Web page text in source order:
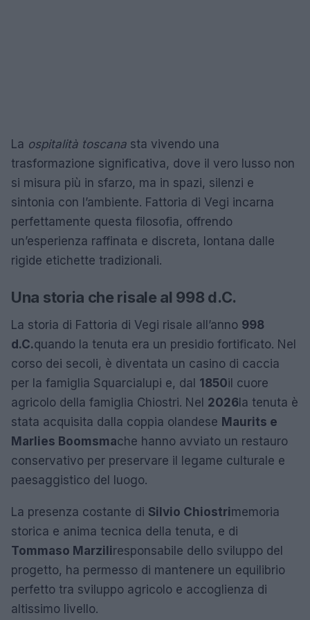
La ospitalità toscana sta vivendo una
trasformazione significativa, dove il vero lusso non
si misura più in sfarzo, ma in spazi, silenzi e
sintonia con l’ambiente. Fattoria di Vegi incarna
perfettamente questa filosofia, offrendo
un’esperienza raffinata e discreta, lontana dalle
rigide etichette tradizionali.
Una storia che risale al 998 d.C.
La storia di Fattoria di Vegi risale all’anno 998
d.C.quando la tenuta era un presidio fortificato. Nel
corso dei secoli, è diventata un casino di caccia
per la famiglia Squarcialupi e, dal 1850il cuore
agricolo della famiglia Chiostri. Nel 2026 la tenuta è
stata acquisita dalla coppia olandese Maurits e
Marlies Boomsmache hanno avviato un restauro
conservativo per preservare il legame culturale e
paesaggistico del luogo.
La presenza costante di Silvio Chiostrimemoria
storica e anima tecnica della tenuta, e di
Tommaso Marziliresponsabile dello sviluppo del
progetto, ha permesso di mantenere un equilibrio
perfetto tra sviluppo agricolo e accoglienza di
altissimo livello.